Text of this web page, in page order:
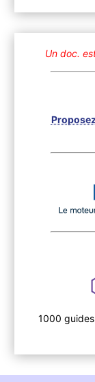
Un doc.
1000